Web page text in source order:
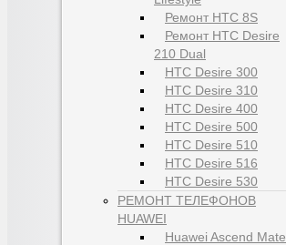
Ремонт HTC 8S
Ремонт HTC Desire
210 Dual
HTC Desire 300
HTC Desire 310
HTC Desire 400
HTC Desire 500
HTC Desire 510
HTC Desire 516
HTC Desire 530
РЕМОНТ ТЕЛЕФОНОВ
HUAWEI
Huawei Ascend Mate